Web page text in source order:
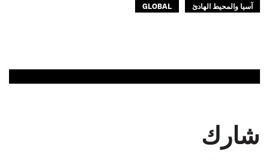
آسيا والمحيط الهادئ
GLOBAL
شارك